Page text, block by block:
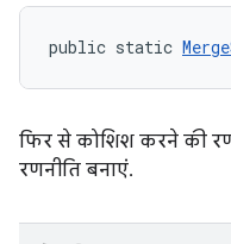
public static
फिर से कोशिश करने की
रणनीति बनाएं.